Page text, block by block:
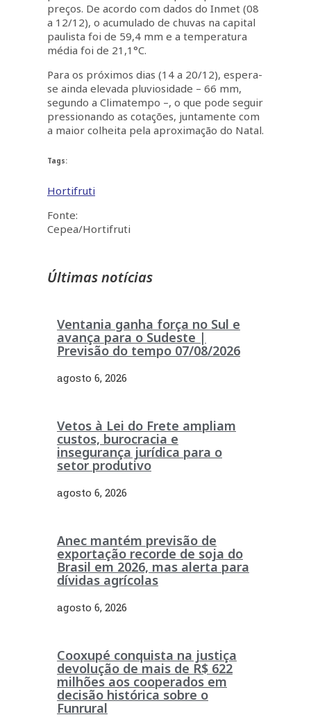
preços. De acordo com dados do Inmet (08
a 12/12), o acumulado de chuvas na capital
paulista foi de 59,4 mm e a temperatura
média foi de 21,1°C.
Para os próximos dias (14 a 20/12), espera-
se ainda elevada pluviosidade – 66 mm,
segundo a Climatempo –, o que pode seguir
pressionando as cotações, juntamente com
a maior colheita pela aproximação do Natal.
Tags:
Hortifruti
Fonte:
Cepea/Hortifruti
Últimas notícias
Ventania ganha força no Sul e
avança para o Sudeste |
Previsão do tempo 07/08/2026
agosto 6, 2026
Vetos à Lei do Frete ampliam
custos, burocracia e
insegurança jurídica para o
setor produtivo
agosto 6, 2026
Anec mantém previsão de
exportação recorde de soja do
Brasil em 2026, mas alerta para
dívidas agrícolas
agosto 6, 2026
Cooxupé conquista na justiça
devolução de mais de R$ 622
milhões aos cooperados em
decisão histórica sobre o
Funrural